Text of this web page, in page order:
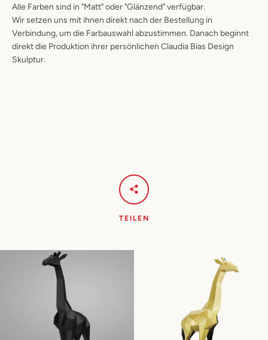
Alle Farben sind in "Matt" oder "Glänzend" verfügbar.
Wir setzen uns mit ihnen direkt nach der Bestellung in
Verbindung, um die Farbauswahl abzustimmen. Danach beginnt
direkt die Produktion ihrer persönlichen Claudia Bias Design
Skulptur.
TEILEN